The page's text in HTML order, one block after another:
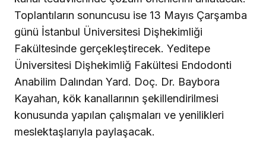
Toplantıların sonuncusu ise 13 Mayıs Çarşamba
günü İstanbul Üniversitesi Dişhekimliği
Fakültesinde gerçekleştirecek. Yeditepe
Üniversitesi Dişhekimliğ Fakültesi Endodonti
Anabilim Dalından Yard. Doç. Dr. Baybora
Kayahan, kök kanallarının şekillendirilmesi
konusunda yapılan çalışmaları ve yenilikleri
meslektaşlarıyla paylaşacak.